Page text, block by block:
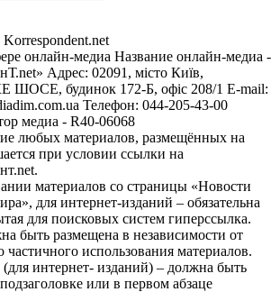
онлайн-медиа Название онлайн-медиа -
Адрес: 02091, місто Київ,
будинок 172-Б, офіс 208/1 E-mail:
Телефон: 044-205-43-00
медиа - R40-06068
любых материалов, размещённых на
при условии ссылки на
материалов со страницы «Новости
для интернет-изданий – обязательна
для поисковых систем гиперссылка.
быть размещена в независимости от
частичного использования материалов.
интернет- изданий) – должна быть
или в первом абзаце